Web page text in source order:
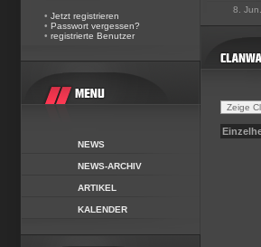
• Jetzt registrieren
• Passwort vergessen?
• registrierte Benutzer
NEWS
NEWS-ARCHIV
ARTIKEL
KALENDER
8.